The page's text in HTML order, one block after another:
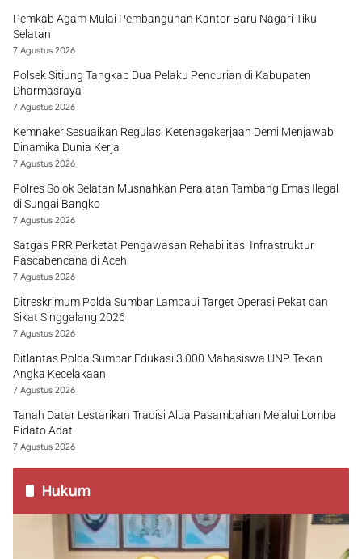
Pemkab Agam Mulai Pembangunan Kantor Baru Nagari Tiku
Selatan
7 Agustus 2026
Polsek Sitiung Tangkap Dua Pelaku Pencurian di Kabupaten
Dharmasraya
7 Agustus 2026
Kemnaker Sesuaikan Regulasi Ketenagakerjaan Demi Menjawab
Dinamika Dunia Kerja
7 Agustus 2026
Polres Solok Selatan Musnahkan Peralatan Tambang Emas Ilegal
di Sungai Bangko
7 Agustus 2026
Satgas PRR Perketat Pengawasan Rehabilitasi Infrastruktur
Pascabencana di Aceh
7 Agustus 2026
Ditreskrimum Polda Sumbar Lampaui Target Operasi Pekat dan
Sikat Singgalang 2026
7 Agustus 2026
Ditlantas Polda Sumbar Edukasi 3.000 Mahasiswa UNP Tekan
Angka Kecelakaan
7 Agustus 2026
Tanah Datar Lestarikan Tradisi Alua Pasambahan Melalui Lomba
Pidato Adat
7 Agustus 2026
Hukum